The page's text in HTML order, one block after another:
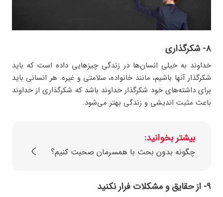
۸- شکرگذاری
خداوند به خیلی انسان‌ها در زندگی چیزهایی داده است که باید
شکرگذار آنها باشیم، مانند خانواده، سلامتی و غیره. هر انسانی باید
برای داشته‌های خود شکرگذار خداوند باشد که شکرگذاری از خداوند
باعث مثبت اندیشی و زندگی بهتر می‌شود.
بیشتر بخوانید:
چگونه بدون بحث با همسرمان صحبت کنیم؟
۹- از حقایق و مشکلات فرار نکنید